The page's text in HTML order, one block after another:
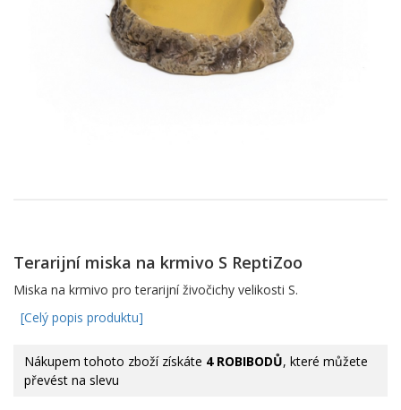
Terarijní miska na krmivo S ReptiZoo
Miska na krmivo pro terarijní živočichy velikosti S.
[Celý popis produktu]
Nákupem tohoto zboží získáte 4 ROBIBODŮ, které můžete
převést na slevu